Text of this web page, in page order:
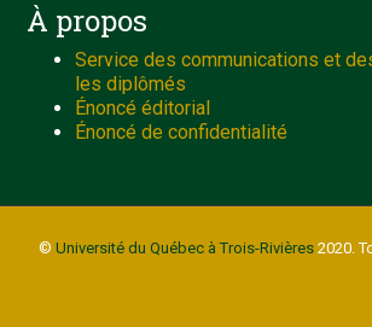
À propos
Service des communications et
les diplômés
Énoncé éditorial
Énoncé de confidentialité
© Université du Québec à Trois-Rivières2020.